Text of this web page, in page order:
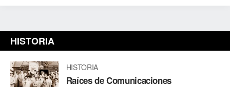
HISTORIA
HISTORIA
Raíces de Comunicaciones